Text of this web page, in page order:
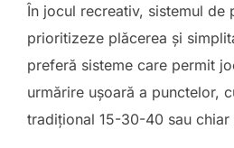
În jocul recreativ, sistemul de
prioritizeze plăcerea și
preferă sisteme care permit
urmărire ușoară a punctelor,
tradițional 15-30-40 sau